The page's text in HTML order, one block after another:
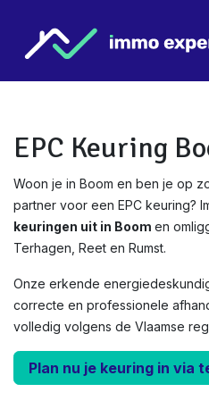
EPC Keuring
Woon je in Boom en ben je op
partner voor een EPC keuring?
keuringen uit in Boom en
Terhagen, Reet en Rumst.
Onze erkende
correcte en professionele
volledig volgens de Vlaamse
Plan nu je keuring in via